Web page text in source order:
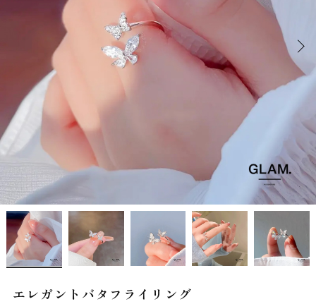
エレガントバタフライリング